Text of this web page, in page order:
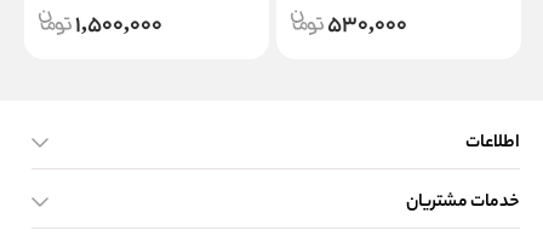
530,000
1,500,000
اطلاعات
صفحه اصلی
خدمات مشتریان